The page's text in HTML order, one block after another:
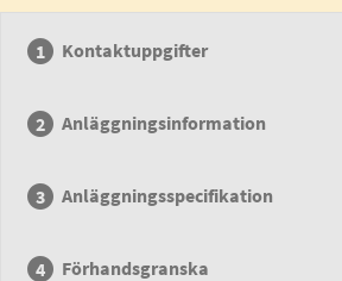
Kontaktuppgifter
Anläggningsinformation
Anläggningsspecifikation
Förhandsgranska